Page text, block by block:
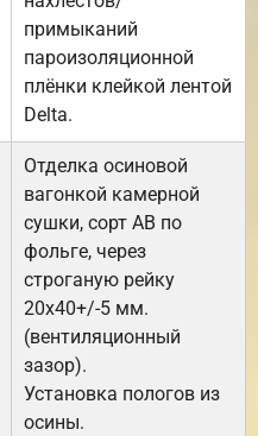
примыканий
пароизоляционной
плёнки клейкой лентой
Delta.
Отделка осиновой
вагонкой камерной
сушки, сорт АВ по
фольге, через
строганую рейку
20х40+/-5 мм.
(вентиляционный
зазор).
Установка пологов из
осины.